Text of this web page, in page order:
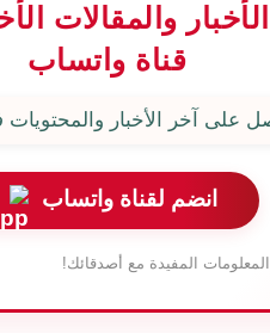
الأخبار والمقالات
قناة واتساب
على آخر الأخبار والمحتويات
انضم لقناة واتساب
المفيدة مع أصدقائك!